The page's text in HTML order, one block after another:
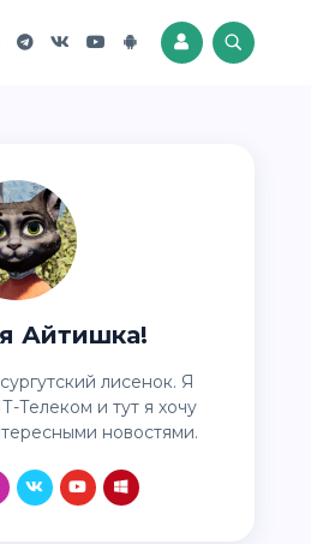
Айтишка!
Телеком и тут я хочу
новостями.